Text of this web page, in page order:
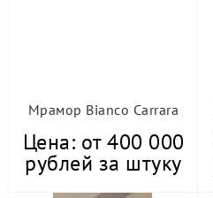
Мрамор Bianco Carrara
Цена: от 400 000
рублей за штуку